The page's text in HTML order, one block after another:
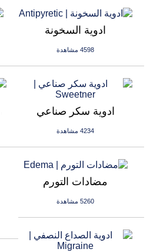
ادوية السخونة
4598 مشاهدة
ادوية سكر صناعي
4234 مشاهدة
مضادات التورم
5260 مشاهدة